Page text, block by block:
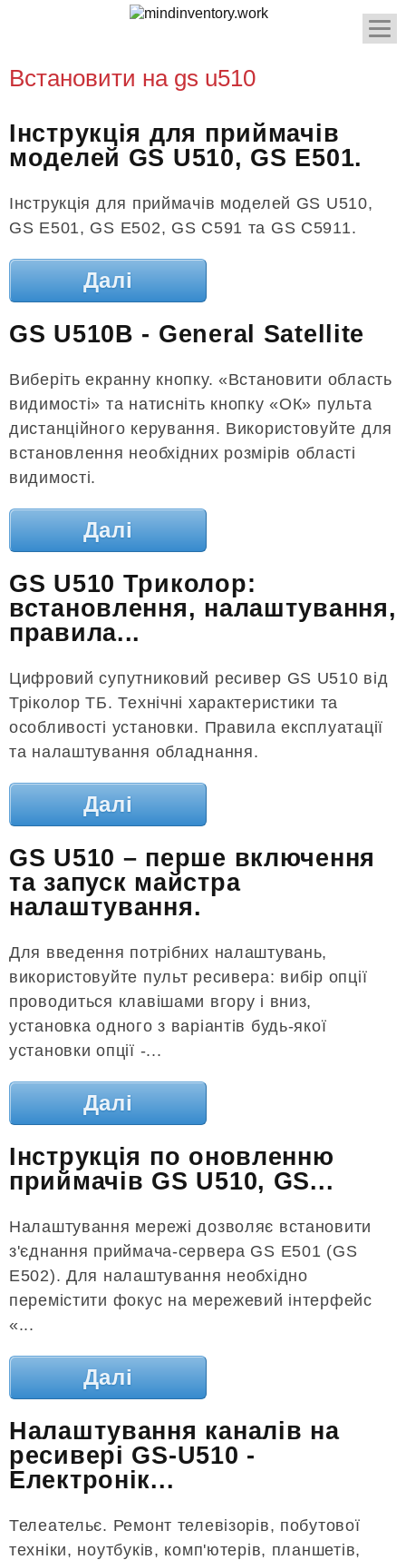
Встановити на gs u510
Інструкція для приймачів
моделей GS U510, GS E501.
Інструкція для приймачів моделей GS U510,
GS E501, GS E502, GS C591 та GS C5911.
Далі
GS U510B - General Satellite
Виберіть екранну кнопку. «Встановити область
видимості» та натисніть кнопку «ОК» пульта
дистанційного керування. Використовуйте для
встановлення необхідних розмірів області
видимості.
Далі
GS U510 Триколор:
встановлення, налаштування,
правила...
Цифровий супутниковий ресивер GS U510 від
Тріколор ТБ. Технічні характеристики та
особливості установки. Правила експлуатації
та налаштування обладнання.
Далі
GS U510 – перше включення
та запуск майстра
налаштування.
Для введення потрібних налаштувань,
використовуйте пульт ресивера: вибір опції
проводиться клавішами вгору і вниз,
установка одного з варіантів будь-якої
установки опції -...
Далі
Інструкція по оновленню
приймачів GS U510, GS...
Налаштування мережі дозволяє встановити
з'єднання приймача-сервера GS E501 (GS
E502). Для налаштування необхідно
перемістити фокус на мережевий інтерфейс
«...
Далі
Налаштування каналів на
ресивері GS-U510 -
Електронік...
Телеательє. Ремонт телевізорів, побутової
техніки, ноутбуків, комп'ютерів, планшетів,